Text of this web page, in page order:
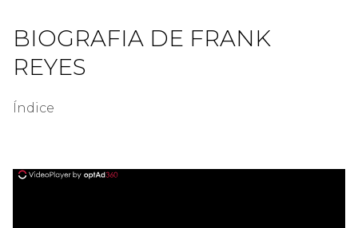
BIOGRAFIA DE FRANK
REYES
Índice